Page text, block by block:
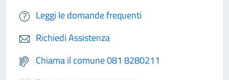
Leggi le domande frequenti
Richiedi Assistenza
Chiama il comune 081 8280211